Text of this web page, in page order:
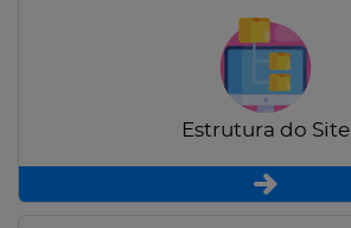
Estrutura do Site